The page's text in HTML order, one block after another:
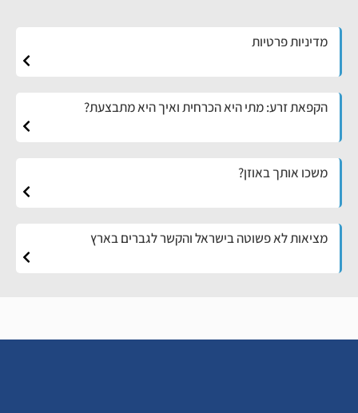
מדיניות פרטיות
הקפאת זרע: מתי היא הכרחית ואיך היא מתבצעת?
משכו אותך באוזן?
מציאות לא פשוטה בישראל והקשר לגברים בארץ